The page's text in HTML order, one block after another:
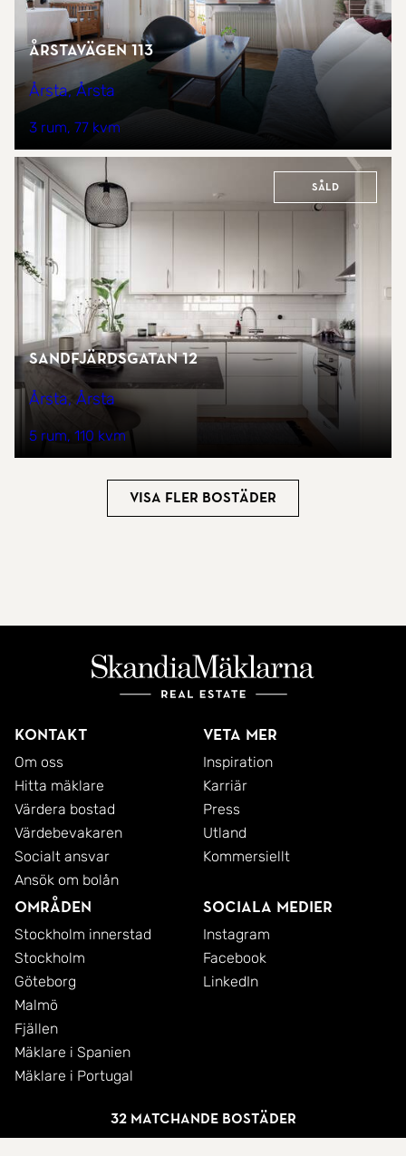
32 matchande bostäder
Årstavägen 113
Årsta, Årsta
3 rum 77 kvm
Såld
Sandfjärdsgatan 12
Årsta, Årsta
5 rum 110 kvm
Visa fler bostäder
Kontakt
Om oss
Hitta mäklare
Värdera bostad
Värdebevakaren
Socialt ansvar
Ansök om bolån
Veta mer
Inspiration
Karriär
Press
Utland
Kommersiellt
Områden
Stockholm innerstad
Stockholm
Göteborg
Malmö
Fjällen
Mäklare i Spanien
Mäklare i Portugal
Sociala medier
Instagram
Facebook
LinkedIn
© 2026 SkandiaMäklarna AB